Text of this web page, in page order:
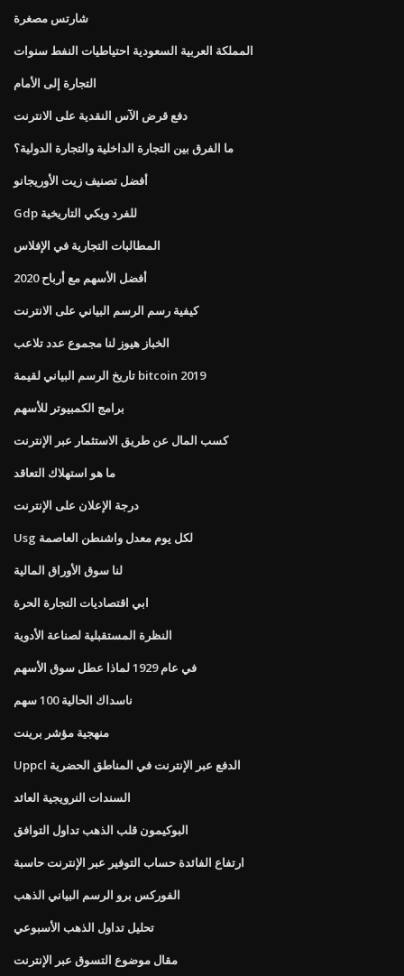
شارتس مصغرة
المملكة العربية السعودية احتياطيات النفط سنوات
التجارة إلى الأمام
دفع قرض الآس النقدية على الانترنت
ما الفرق بين التجارة الداخلية والتجارة الدولية؟
أفضل تصنيف زيت الأوريجانو
Gdp للفرد ويكي التاريخية
المطالبات التجارية في الإفلاس
أفضل الأسهم مع أرباح 2020
كيفية رسم الرسم البياني على الانترنت
الخباز هيوز لنا مجموع عدد تلاعب
تاريخ الرسم البياني لقيمة bitcoin 2019
برامج الكمبيوتر للأسهم
كسب المال عن طريق الاستثمار عبر الإنترنت
ما هو استهلاك التعاقد
درجة الإعلان على الإنترنت
Usg لكل يوم معدل واشنطن العاصمة
لنا سوق الأوراق المالية
ابي اقتصاديات التجارة الحرة
النظرة المستقبلية لصناعة الأدوية
في عام 1929 لماذا عطل سوق الأسهم
ناسداك الحالية 100 سهم
منهجية مؤشر برينت
Uppcl الدفع عبر الإنترنت في المناطق الحضرية
السندات النرويجية العائد
البوكيمون قلب الذهب تداول التوافق
ارتفاع الفائدة حساب التوفير عبر الإنترنت حاسبة
الفوركس برو الرسم البياني الذهب
تحليل تداول الذهب الأسبوعي
مقال موضوع التسوق عبر الإنترنت